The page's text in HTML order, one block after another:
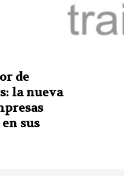
de
la nueva
sus